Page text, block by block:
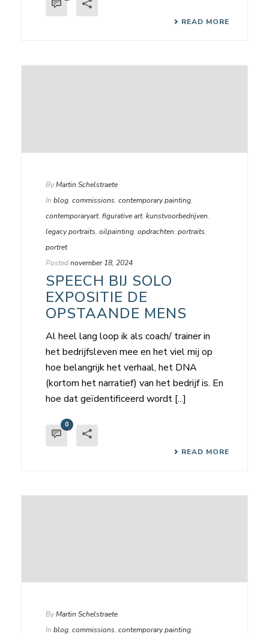
READ MORE
ByMartin Schelstraete
In blog, commissions, contemporary painting,
contemporaryart, figurative art, kunstvoorbedrijven,
legacy portraits, oilpainting, opdrachten, portraits,
portret
Postednovember 18, 2024
SPEECH BIJ SOLO
EXPOSITIE DE
OPSTAANDE MENS
Al heel lang loop ik als coach/ trainer in
het bedrijfsleven mee en het viel mij op
hoe belangrijk het verhaal, het DNA
(kortom het narratief) van het bedrijf is. En
hoe dat geïdentificeerd wordt [...]
0
READ MORE
ByMartin Schelstraete
In blog, commissions, contemporary painting,